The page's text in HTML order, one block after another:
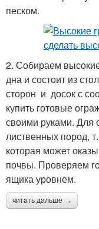
песком.
2. Собираем
дна и состоит из
сторон и досок с
купить готовые
своими руками. Для
лиственных пород,
которая может
почвы. Проверяем
ящика уровнем.
читать дальше →